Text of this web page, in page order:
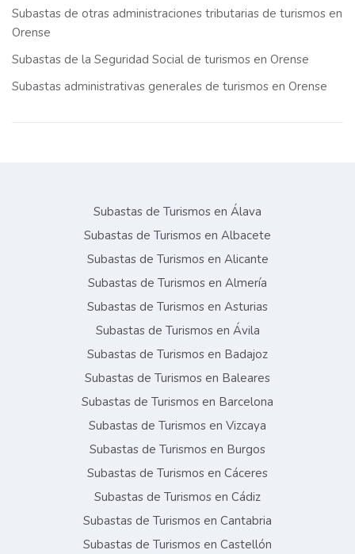
Subastas de otras administraciones tributarias de turismos en
Orense
Subastas de la Seguridad Social de turismos en Orense
Subastas administrativas generales de turismos en Orense
Subastas de Turismos en Álava
Subastas de Turismos en Albacete
Subastas de Turismos en Alicante
Subastas de Turismos en Almería
Subastas de Turismos en Asturias
Subastas de Turismos en Ávila
Subastas de Turismos en Badajoz
Subastas de Turismos en Baleares
Subastas de Turismos en Barcelona
Subastas de Turismos en Vizcaya
Subastas de Turismos en Burgos
Subastas de Turismos en Cáceres
Subastas de Turismos en Cádiz
Subastas de Turismos en Cantabria
Subastas de Turismos en Castellón